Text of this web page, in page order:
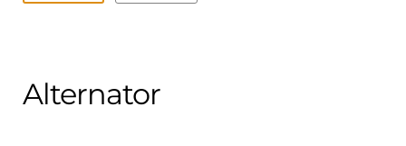
Alternator